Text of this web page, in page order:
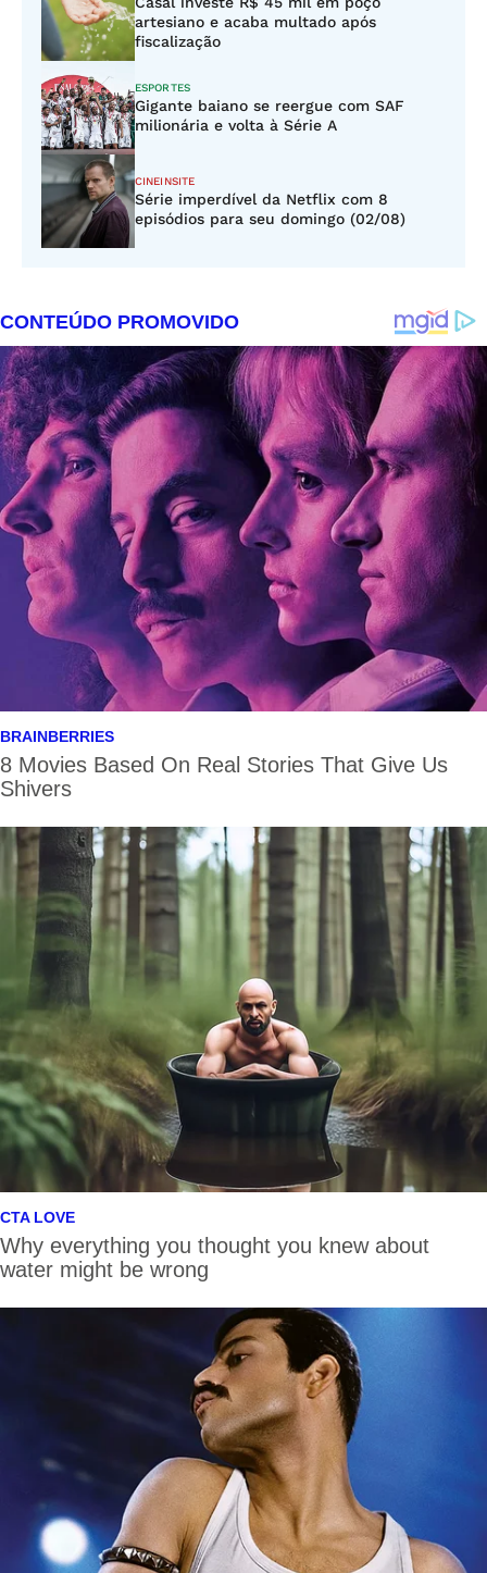
artesiano e acaba multado após
fiscalização
ESPORTES
Gigante baiano se reergue com SAF
milionária e volta à Série A
CINEINSITE
Série imperdível da Netflix com 8
episódios para seu domingo (02/08)